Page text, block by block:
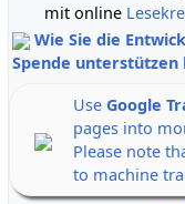
mit online
Wie Sie die
Spende
Use Google
pages into
Please note
to machine